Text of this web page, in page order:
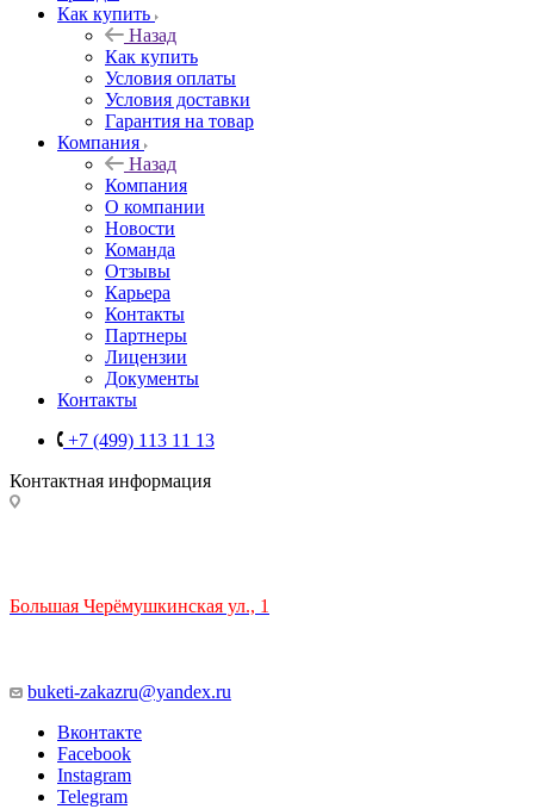
Как купить
Назад
Как купить
Условия оплаты
Условия доставки
Гарантия на товар
Компания
Назад
Компания
О компании
Новости
Команда
Отзывы
Карьера
Контакты
Партнеры
Лицензии
Документы
Контакты
+7 (499) 113 11 13
Контактная информация
Большая Черёмушкинская ул., 1
buketi-zakazru@yandex.ru
Вконтакте
Facebook
Instagram
Telegram